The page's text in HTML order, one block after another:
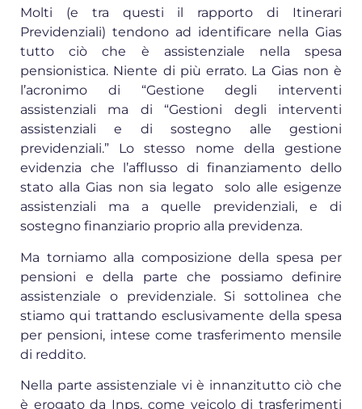
Molti (e tra questi il rapporto di Itinerari
Previdenziali) tendono ad identificare nella Gias
tutto ciò che è assistenziale nella spesa
pensionistica. Niente di più errato. La Gias non è
l’acronimo di “Gestione degli interventi
assistenziali ma di “Gestioni degli interventi
assistenziali e di sostegno alle gestioni
previdenziali.” Lo stesso nome della gestione
evidenzia che l’afflusso di finanziamento dello
stato alla Gias non sia legato solo alle esigenze
assistenziali ma a quelle previdenziali, e di
sostegno finanziario proprio alla previdenza.
Ma torniamo alla composizione della spesa per
pensioni e della parte che possiamo definire
assistenziale o previdenziale. Si sottolinea che
stiamo qui trattando esclusivamente della spesa
per pensioni, intese come trasferimento mensile
di reddito.
Nella parte assistenziale vi è innanzitutto ciò che
è erogato da Inps, come veicolo di trasferimenti